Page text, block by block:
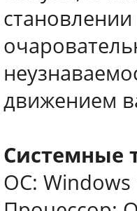
движением
Системные
ОС: Windows